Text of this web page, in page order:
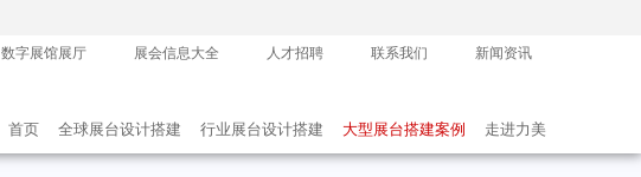
数字展馆展厅 展会信息大全 人才招聘 联系我们 新闻资讯
首页 全球展台设计搭建 行业展台设计搭建 大型展台搭建案例 走进力美